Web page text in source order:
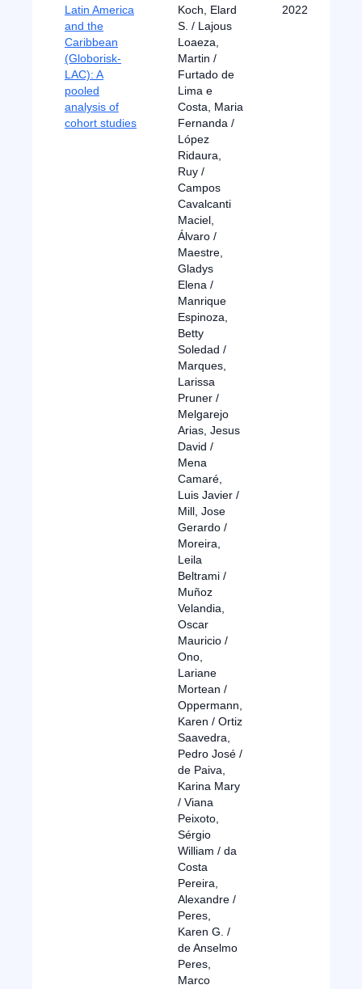
Latin America
and the
Caribbean
(Globorisk-
LAC): A
pooled
analysis of
cohort studies
Koch, Elard
S. / Lajous
Loaeza,
Martin /
Furtado de
Lima e
Costa, Maria
Fernanda /
López
Ridaura,
Ruy /
Campos
Cavalcanti
Maciel,
Álvaro /
Maestre,
Gladys
Elena /
Manrique
Espinoza,
Betty
Soledad /
Marques,
Larissa
Pruner /
Melgarejo
Arias, Jesus
David /
Mena
Camaré,
Luis Javier /
Mill, Jose
Gerardo /
Moreira,
Leila
Beltrami /
Muñoz
Velandia,
Oscar
Mauricio /
Ono,
Lariane
Mortean /
Oppermann,
Karen / Ortiz
Saavedra,
Pedro José /
de Paiva,
Karina Mary
/ Viana
Peixoto,
Sérgio
William / da
Costa
Pereira,
Alexandre /
Peres,
Karen G. /
de Anselmo
Peres,
Marco
2022